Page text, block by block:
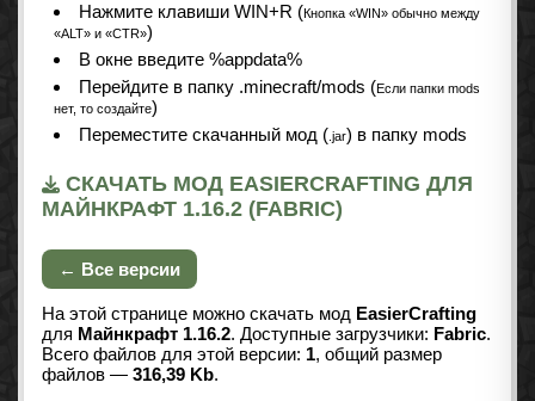
Нажмите клавиши WIN+R (Кнопка «WIN» обычно между
«ALT» и «CTR»)
В окне введите %appdata%
Перейдите в папку .minecraft/mods (Если папки mods
нет, то создайте)
Переместите скачанный мод ( .jar) в папку mods
СКАЧАТЬ МОД EASIERCRAFTING ДЛЯ
МАЙНКРАФТ 1.16.2 (FABRIC)
← Все версии
На этой странице можно скачать мод EasierCrafting
для Майнкрафт 1.16.2. Доступные загрузчики: Fabric.
Всего файлов для этой версии: 1, общий размер
файлов — 316,39 Kb.